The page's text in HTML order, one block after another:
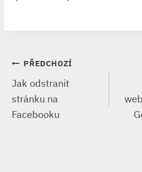
NAVIGACE
PRO
PŘÍSPĚVEK
PŘEDCHOZÍ
Jak odstranit
stránku na
Facebooku